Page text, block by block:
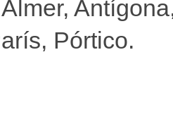
Pórtico.